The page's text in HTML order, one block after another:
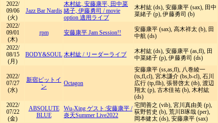
2022/
09/06
(火)
Jazz Bar Nardis
木村紘, 安藤康平, 田中菜
緒子, 伊藤勇司 /movie
option 適用ライブ
木村紘 (ds), 安藤康平 (sax), 田中
菜緒子 (p), 伊藤勇司 (b)
2022/
09/01
(木)
rpm 安藤康平 Jam Session!!
安藤康平 (sax), 高木祥太 (b), 田
中航 (ds)
2022/
08/15
(月)
BODY&SOUL 木村紘 / リーダーライブ
木村紘 (ds), 安藤康平 (as,fl), 田
中菜緒子 (p), 伊藤勇司 (ds)
2022/
07/27
(水)
新宿ピットイ
ン
Octagon
安藤康平 (ss,as,fl), 八巻綾一
(ts,fl,cl), 宮木謙介 (bs,b-cl), 石川
広行 (tp,flh), 張替啓太 (tb), 渡辺
翔太 (p), 古木佳祐 (b), 木村紘
(ds)
2022/
07/22
(金)
ABSOLUTE
BLUE
Wu-Xing ゲスト:安藤康平 /
炎天Summer Live2022
宅間善之 (vib), 宮川真由美 (p),
荻野哲史 (b), 荒川B琢哉 (per),
岡本健太 (ds), 安藤康平 (sax)